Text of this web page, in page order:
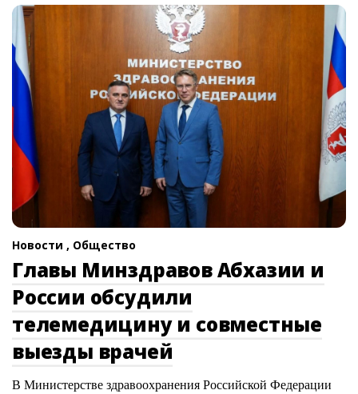
Новости , Общество
Главы Минздравов Абхазии и
России обсудили
телемедицину и совместные
выезды врачей
В Министерстве здравоохранения Российской Федерации